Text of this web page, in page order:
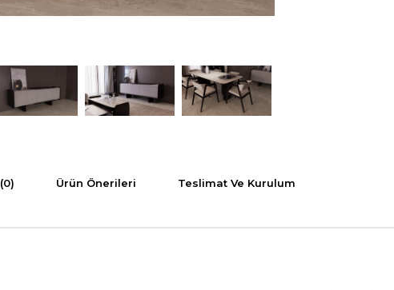
(0) Ürün Önerileri Teslimat Ve Kurulum